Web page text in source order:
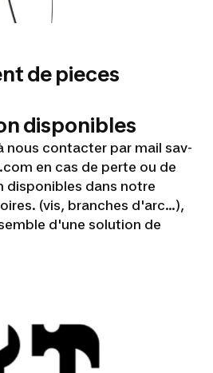
de pieces
disponibles
nous contacter par mail sav-
en cas de perte ou de
disponibles dans notre
(vis, branches d'arc...),
d'une solution de